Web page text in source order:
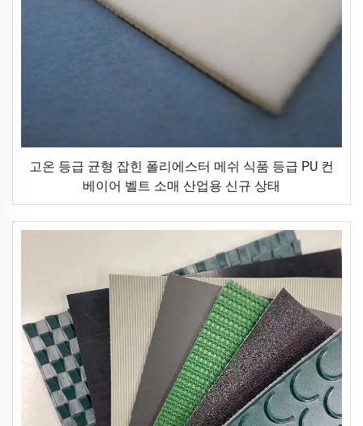
고온 등급 균형 잡힌 폴리에스터 메쉬 식품 등급 PU 컨
베이어 벨트 소매 산업용 신규 상태